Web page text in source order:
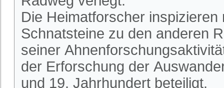
Die Heimatforscher
Schnatsteine zu den anderen
seiner
der Erforschung der
und 19. Jahrhundert beteiligt.